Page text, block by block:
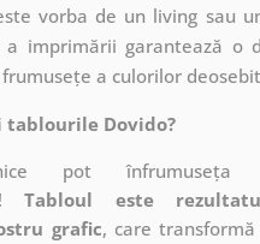
vorba de un living sau
imprimării garantează o
a culorilor
tablourile Dovido?
pot
Tabloul este
grafic, care